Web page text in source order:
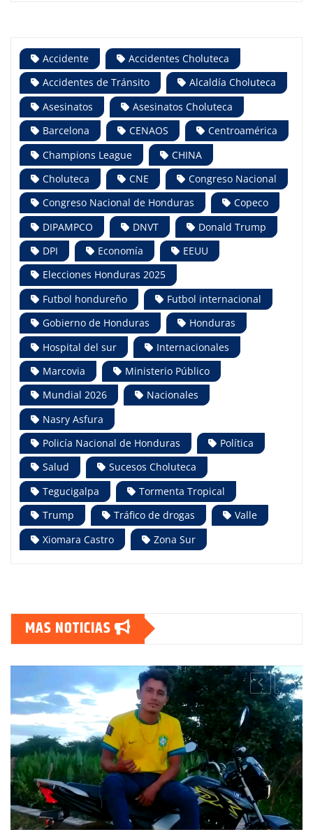
Accidente
Accidentes Choluteca
Accidentes de Tránsito
Alcaldía Choluteca
Asesinatos
Asesinatos Choluteca
Barcelona
CENAOS
Centroamérica
Champions League
CHINA
Choluteca
CNE
Congreso Nacional
Congreso Nacional de Honduras
Copeco
DIPAMPCO
DNVT
Donald Trump
DPI
Economía
EEUU
Elecciones Honduras 2025
Futbol hondureño
Futbol internacional
Gobierno de Honduras
Honduras
Hospital del sur
Internacionales
Marcovia
Ministerio Público
Mundial 2026
Nacionales
Nasry Asfura
Policía Nacional de Honduras
Política
Salud
Sucesos Choluteca
Tegucigalpa
Tormenta Tropical
Trump
Tráfico de drogas
Valle
Xiomara Castro
Zona Sur
MAS NOTICIAS